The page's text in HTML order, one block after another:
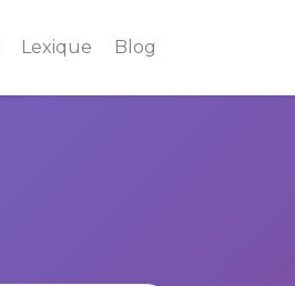
Lexique Blog